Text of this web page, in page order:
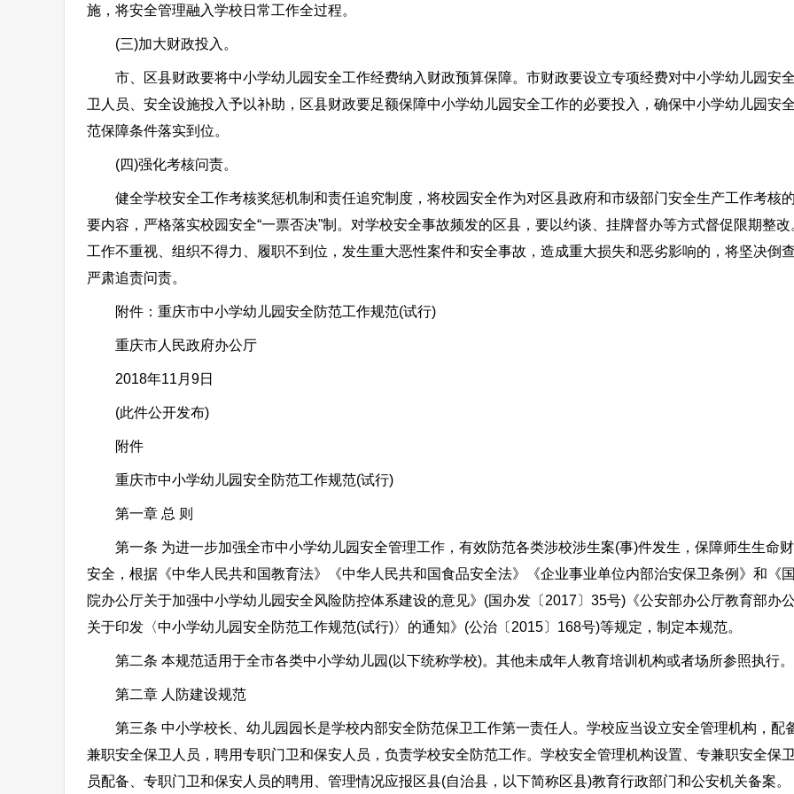
施，将安全管理融入学校日常工作全过程。
(三)加大财政投入。
市、区县财政要将中小学幼儿园安全工作经费纳入财政预算保障。市财政要设立专项经费对中小学幼儿园安
卫人员、安全设施投入予以补助，区县财政要足额保障中小学幼儿园安全工作的必要投入，确保中小学幼儿园安
范保障条件落实到位。
(四)强化考核问责。
健全学校安全工作考核奖惩机制和责任追究制度，将校园安全作为对区县政府和市级部门安全生产工作考核
要内容，严格落实校园安全“一票否决”制。对学校安全事故频发的区县，要以约谈、挂牌督办等方式督促限期整改
工作不重视、组织不得力、履职不到位，发生重大恶性案件和安全事故，造成重大损失和恶劣影响的，将坚决倒查
严肃追责问责。
附件：重庆市中小学幼儿园安全防范工作规范(试行)
重庆市人民政府办公厅
2018年11月9日
(此件公开发布)
附件
重庆市中小学幼儿园安全防范工作规范(试行)
第一章 总 则
第一条 为进一步加强全市中小学幼儿园安全管理工作，有效防范各类涉校涉生案(事)件发生，保障师生生命
安全，根据《中华人民共和国教育法》《中华人民共和国食品安全法》《企业事业单位内部治安保卫条例》和《
院办公厅关于加强中小学幼儿园安全风险防控体系建设的意见》(国办发〔2017〕35号)《公安部办公厅教育部办
关于印发〈中小学幼儿园安全防范工作规范(试行)〉的通知》(公治〔2015〕168号)等规定，制定本规范。
第二条 本规范适用于全市各类中小学幼儿园(以下统称学校)。其他未成年人教育培训机构或者场所参照执行。
第二章 人防建设规范
第三条 中小学校长、幼儿园园长是学校内部安全防范保卫工作第一责任人。学校应当设立安全管理机构，配
兼职安全保卫人员，聘用专职门卫和保安人员，负责学校安全防范工作。学校安全管理机构设置、专兼职安全保
员配备、专职门卫和保安人员的聘用、管理情况应报区县(自治县，以下简称区县)教育行政部门和公安机关备案。